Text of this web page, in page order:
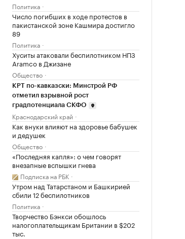
Политика
Число погибших в ходе протестов в
пакистанской зоне Кашмира достигло
89
Политика
Хуситы атаковали беспилотником НПЗ
Aramco в Джизане
Общество
КРТ по-кавказски: Минстрой РФ
отметил взрывной рост
градпотенциала СКФО
Краснодарский край
Как внуки влияют на здоровье бабушек
и дедушек
Общество
«Последняя капля»: о чем говорят
внезапные вспышки гнева
Подписка на РБК
Утром над Татарстаном и Башкирией
сбили 12 беспилотников
Политика
Творчество Бэнкси обошлось
налогоплательщикам Британии в $202
тыс.